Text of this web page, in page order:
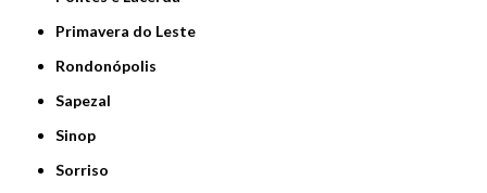
Primavera do Leste
Rondonópolis
Sapezal
Sinop
Sorriso